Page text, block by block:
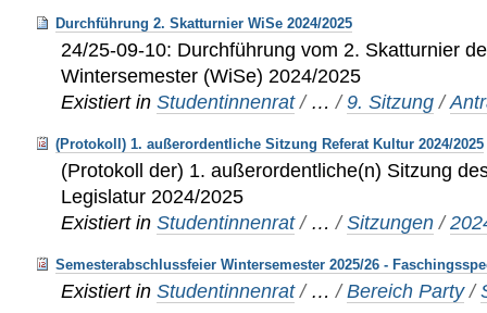
Durchführung 2. Skatturnier WiSe 2024/2025
24/25-09-10: Durchführung vom 2. Skatturnier
Wintersemester (WiSe) 2024/2025
Existiert in Studentinnenrat / …/9. Sitzung /
(Protokoll) 1. außerordentliche Sitzung Referat Kultur 2024/2025
(Protokoll der) 1. außerordentliche(n) Sitzung
Legislatur 2024/2025
Existiert in Studentinnenrat / …/Sitzungen /
Semesterabschlussfeier Wintersemester 2025/26 -
Existiert in Studentinnenrat / …/Bereich Party /